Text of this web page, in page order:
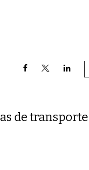
de transporte